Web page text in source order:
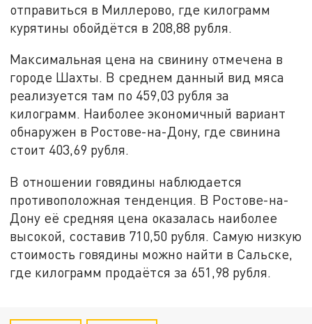
отправиться в Миллерово, где килограмм
курятины обойдётся в 208,88 рубля.
Максимальная цена на свинину отмечена в
городе Шахты. В среднем данный вид мяса
реализуется там по 459,03 рубля за
килограмм. Наиболее экономичный вариант
обнаружен в Ростове-на-Дону, где свинина
стоит 403,69 рубля.
В отношении говядины наблюдается
противоположная тенденция. В Ростове-на-
Дону её средняя цена оказалась наиболее
высокой, составив 710,50 рубля. Самую низкую
стоимость говядины можно найти в Сальске,
где килограмм продаётся за 651,98 рубля.